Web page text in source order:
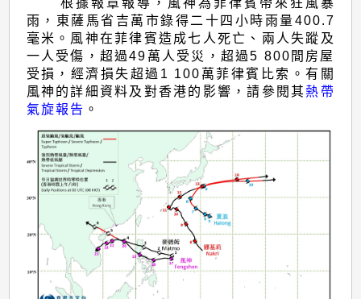
根據報章報導，風神為菲律賓帶來狂風暴
雨，東薩馬省吉萬市錄得二十四小時雨量400.7
毫米。風神在菲律賓造成七人死亡、兩人失蹤及
一人受傷，超過49萬人受災，超過5 800間房屋
受損，經濟損失超過1 100萬菲律賓比索。有關
風神的詳細資料及對香港的影響，請參閱其熱帶
氣旋報告 。